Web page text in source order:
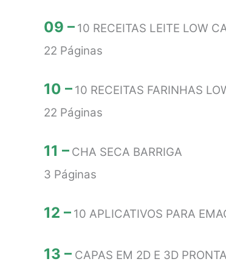
09 – 10 RECEITAS LEITE LOW
22 Páginas
10 – 10 RECEITAS FARINHAS
22 Páginas
11 – CHA SECA BARRIGA
3 Páginas
12 – 10 APLICATIVOS PARA
13 – CAPAS EM 2D E 3D